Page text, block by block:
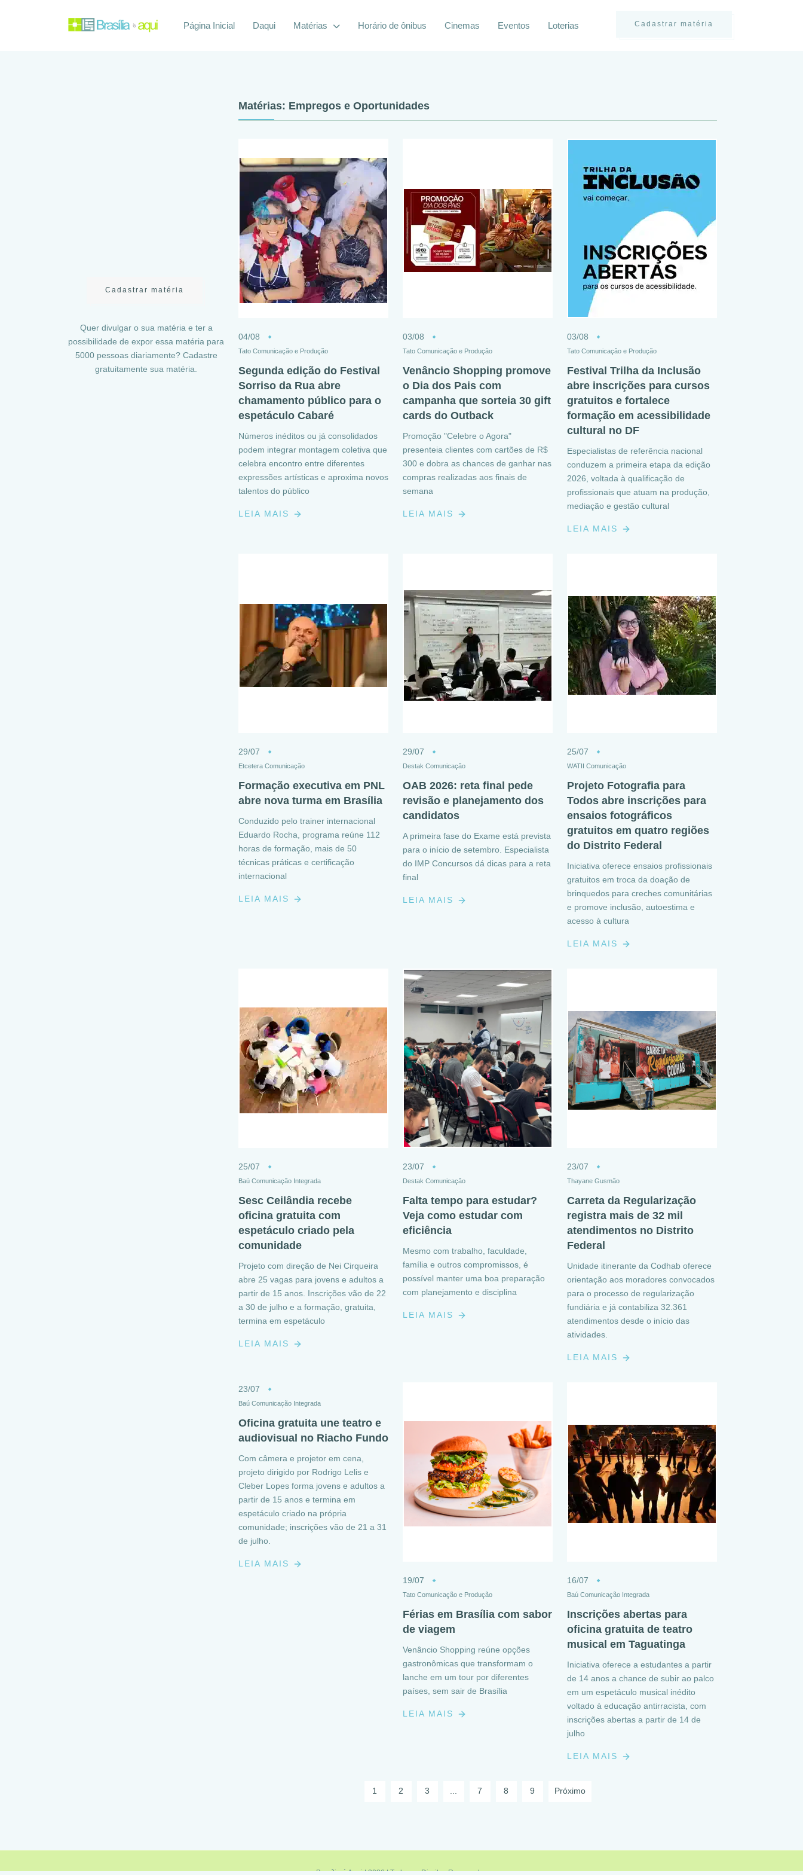
Cadastrar matéria
Página Inicial Daqui Matérias Horário de ônibus Cinemas Eventos Loterias
Matérias: Empregos e Oportunidades
04/08
Tato Comunicação e Produção
Segunda edição do Festival
Sorriso da Rua abre
chamamento público para o
espetáculo Cabaré
Números inéditos ou já consolidados
podem integrar montagem coletiva que
celebra encontro entre diferentes
expressões artísticas e aproxima novos
talentos do público
LEIA MAIS
03/08
Tato Comunicação e Produção
Venâncio Shopping promove
o Dia dos Pais com
campanha que sorteia 30 gift
cards do Outback
Promoção "Celebre o Agora"
presenteia clientes com cartões de R$
300 e dobra as chances de ganhar nas
compras realizadas aos finais de
semana
LEIA MAIS
03/08
Tato Comunicação e Produção
Festival Trilha da Inclusão
abre inscrições para cursos
gratuitos e fortalece
formação em acessibilidade
cultural no DF
Especialistas de referência nacional
conduzem a primeira etapa da edição
2026, voltada à qualificação de
profissionais que atuam na produção,
mediação e gestão cultural
LEIA MAIS
29/07
Etcetera Comunicação
Formação executiva em PNL
abre nova turma em Brasília
Conduzido pelo trainer internacional
Eduardo Rocha, programa reúne 112
horas de formação, mais de 50
técnicas práticas e certificação
internacional
LEIA MAIS
29/07
Destak Comunicação
OAB 2026: reta final pede
revisão e planejamento dos
candidatos
A primeira fase do Exame está prevista
para o início de setembro. Especialista
do IMP Concursos dá dicas para a reta
final
LEIA MAIS
25/07
WATII Comunicação
Projeto Fotografia para
Todos abre inscrições para
ensaios fotográficos
gratuitos em quatro regiões
do Distrito Federal
Iniciativa oferece ensaios profissionais
gratuitos em troca da doação de
brinquedos para creches comunitárias
e promove inclusão, autoestima e
acesso à cultura
LEIA MAIS
25/07
Baú Comunicação Integrada
Sesc Ceilândia recebe
oficina gratuita com
espetáculo criado pela
comunidade
Projeto com direção de Nei Cirqueira
abre 25 vagas para jovens e adultos a
partir de 15 anos. Inscrições vão de 22
a 30 de julho e a formação, gratuita,
termina em espetáculo
LEIA MAIS
23/07
Destak Comunicação
Falta tempo para estudar?
Veja como estudar com
eficiência
Mesmo com trabalho, faculdade,
família e outros compromissos, é
possível manter uma boa preparação
com planejamento e disciplina
LEIA MAIS
23/07
Thayane Gusmão
Carreta da Regularização
registra mais de 32 mil
atendimentos no Distrito
Federal
Unidade itinerante da Codhab oferece
orientação aos moradores convocados
para o processo de regularização
fundiária e já contabiliza 32.361
atendimentos desde o início das
atividades.
LEIA MAIS
23/07
Baú Comunicação Integrada
Oficina gratuita une teatro e
audiovisual no Riacho Fundo
Com câmera e projetor em cena,
projeto dirigido por Rodrigo Lelis e
Cleber Lopes forma jovens e adultos a
partir de 15 anos e termina em
espetáculo criado na própria
comunidade; inscrições vão de 21 a 31
de julho.
LEIA MAIS
19/07
Tato Comunicação e Produção
Férias em Brasília com sabor
de viagem
Venâncio Shopping reúne opções
gastronômicas que transformam o
lanche em um tour por diferentes
países, sem sair de Brasília
LEIA MAIS
16/07
Baú Comunicação Integrada
Inscrições abertas para
oficina gratuita de teatro
musical em Taguatinga
Iniciativa oferece a estudantes a partir
de 14 anos a chance de subir ao palco
em um espetáculo musical inédito
voltado à educação antirracista, com
inscrições abertas a partir de 14 de
julho
LEIA MAIS
1 2 3 7 8 9 Próximo
Cadastrar matéria
Quer divulgar o sua matéria e ter a
possibilidade de expor essa matéria para
5000 pessoas diariamente? Cadastre
gratuitamente sua matéria.
Brasília é Aqui | 2026 | Todos os Direitos Reservados